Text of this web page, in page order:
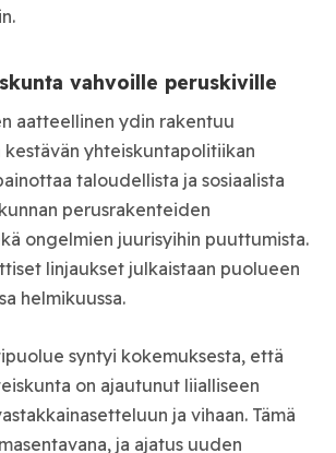
vahvoille peruskiville
aatteellinen ydin rakentuu
kestävän yhteiskuntapolitiikan
taloudellista ja sosiaalista
perusrakenteiden
ongelmien juurisyihin puuttumista.
linjaukset julkaistaan puolueen
helmikuussa.
syntyi kokemuksesta, että
on ajautunut liialliseen
ja vihaan. Tämä
ja ajatus uuden